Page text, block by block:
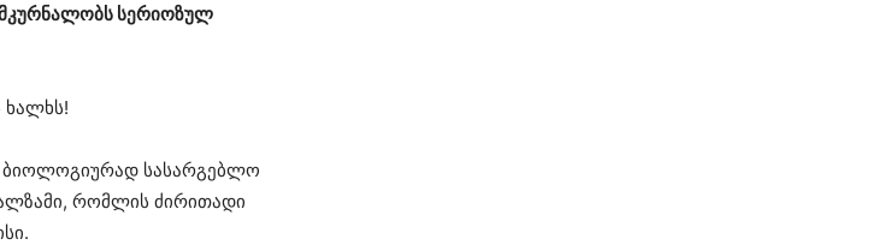
მკურნალობს სერიოზულ
ხალხს!
ბიოლოგიურად სასარგებლო
რომლის ძირითადი